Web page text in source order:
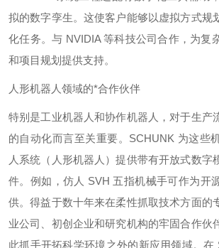
拟的数字孪生。这使客户能够以虚拟方式规
化任务。与 NVIDIA 等科技公司合作，为复
和项目规划提供支持。
人形机器人领域的*合作伙伴
特别是工业机器人和协作机器人，对于生产
的自动化而言至关重要。SCHUNK 为这些
人系统（人形机器人）提供带有开放式数字
件。例如，仿人 SVH 五指机械手可作为开
供。得益于数十年来在柔性抓取技术方面的
业公司、初创企业和研究机构的牢固合作伙
此抓手开拓科学环境之外的新应用领域。在